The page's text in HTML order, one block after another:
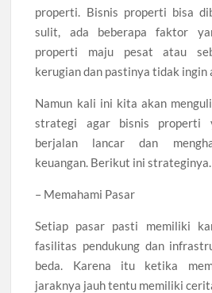
properti. Bisnis properti bisa
sulit, ada beberapa faktor
properti maju pesat atau
kerugian dan pastinya tidak ingin
Namun kali ini kita akan
strategi agar bisnis properti
berjalan lancar dan
keuangan. Berikut ini strateginya.
– Memahami Pasar
Setiap pasar pasti memiliki
fasilitas pendukung dan
beda. Karena itu ketika
jaraknya jauh tentu memiliki